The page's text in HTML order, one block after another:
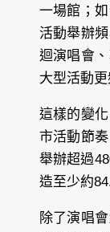
一場館；
活動舉辦
迴演唱會
大型活動
這樣的變
市活動節
舉辦超過
造至少約
除了演唱